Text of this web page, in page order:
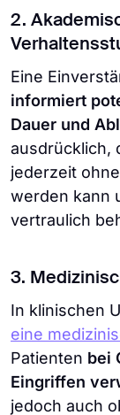
2.
Eine
informiert
Dauer und
ausdrücklich,
jederzeit
werden kann
vertraulich
3.
In klinischen
eine
Patienten bei
Eingriffen
jedoch auch